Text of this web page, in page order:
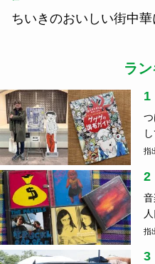
ちいきのおいしい街中
ラ
1
指
2
指
3